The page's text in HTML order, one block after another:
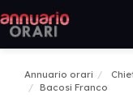
Annuario orari
Bacosi Franco